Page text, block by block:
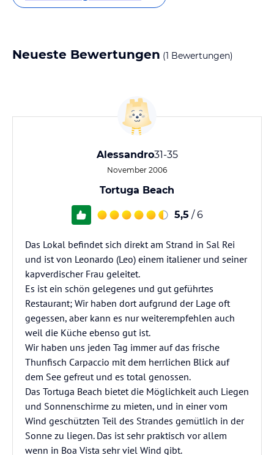
Neueste Bewertungen (1 Bewertungen)
Alessandro31-35
November 2006
Tortuga Beach
5,5 / 6
Das Lokal befindet sich direkt am Strand in Sal Rei
und ist von Leonardo (Leo) einem italiener und seiner
kapverdischer Frau geleitet.
Es ist ein schön gelegenes und gut geführtes
Restaurant; Wir haben dort aufgrund der Lage oft
gegessen, aber kann es nur weiterempfehlen auch
weil die Küche ebenso gut ist.
Wir haben uns jeden Tag immer auf das frische
Thunfisch Carpaccio mit dem herrlichen Blick auf
dem See gefreut und es total genossen.
Das Tortuga Beach bietet die Möglichkeit auch Liegen
und Sonnenschirme zu mieten, und in einer vom
Wind geschützten Teil des Strandes gemütlich in der
Sonne zu liegen. Das ist sehr praktisch vor allem
wenn in Boa Vista sehr viel Wind gibt.